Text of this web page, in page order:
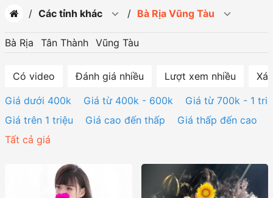
Các tỉnh khác Bà Rịa Vũng Tàu
Bà Rịa Tân Thành Vũng Tàu
Có video Đánh giá nhiều Lượt xem nhiều
Giá dưới 400k
Giá từ 400k - 600k
Giá từ 700k - 1
Giá trên 1 triệu
Giá cao đến thấp
Giá thấp đến cao
Tất cả giá